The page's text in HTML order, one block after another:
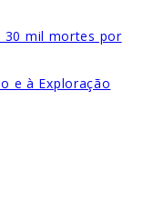
30 mil mortes por
e à Exploração